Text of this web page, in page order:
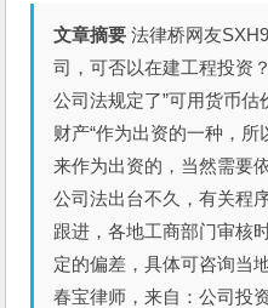
文章摘要 法律桥网友
司，可否以在建工程投资
公司法规定了”可用货币
财产“作为出资的一种，
来作为出资的，当然需要
公司法出台不久，有关程
跟进，各地工商部门审核
定的偏差，具体可咨询当
春宝律师，来自：公司投